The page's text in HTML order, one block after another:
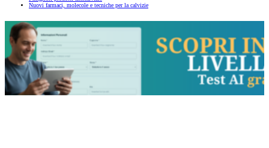
Nuovi farmaci, molecole e tecniche per la calvizie